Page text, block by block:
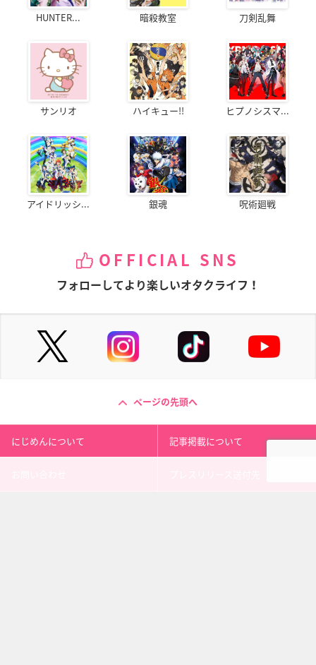
HUNTER... 暗殺教室 刀剣乱舞
サンリオ ハイキュー!! ヒプノシスマ...
アイドリッシ... 銀魂 呪術廻戦
OFFICIAL SNS
フォローしてより楽しいオタクライフ！
ページの先頭へ
にじめんについて 記事掲載について